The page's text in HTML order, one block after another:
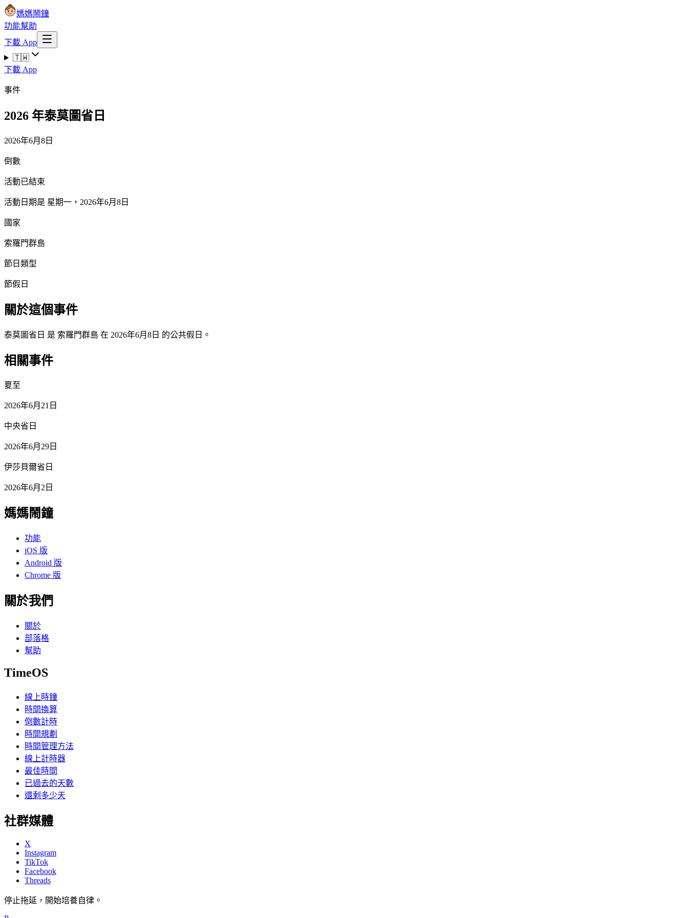
媽媽鬧鐘
功能幫助
下載 App
🇹🇼
下載 App
事件
2026 年泰莫圖省日
2026年6月8日
倒數
活動已結束
活動日期是 星期一，2026年6月8日
國家
索羅門群島
節日類型
節假日
關於這個事件
泰莫圖省日 是 索羅門群島 在 2026年6月8日 的公共假日。
相關事件
夏至
2026年6月21日
中央省日
2026年6月29日
伊莎貝爾省日
2026年6月2日
媽媽鬧鐘
功能
iOS 版
Android 版
Chrome 版
關於我們
關於
部落格
幫助
TimeOS
線上時鐘
時間換算
倒數計時
時間規劃
時間管理方法
線上計時器
最佳時間
已過去的天數
還剩多少天
社群媒體
X
Instagram
TikTok
Facebook
Threads
停止拖延，開始培養自律。